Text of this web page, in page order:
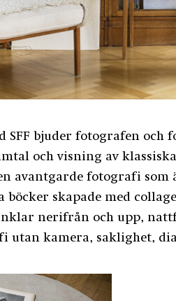
SFF bjuder fotografen
och visning av
avantgarde fotografi som
böcker skapade med
nerifrån och upp,
utan kamera, saklighet,